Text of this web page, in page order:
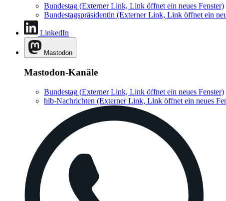
Bundestag (Externer Link, Link öffnet ein neues Fenster)
Bundestagspräsidentin (Externer Link, Link öffnet ein
LinkedIn
Mastodon
Mastodon-Kanäle
Bundestag (Externer Link, Link öffnet ein neues Fenster)
hib-Nachrichten (Externer Link, Link öffnet ein neues